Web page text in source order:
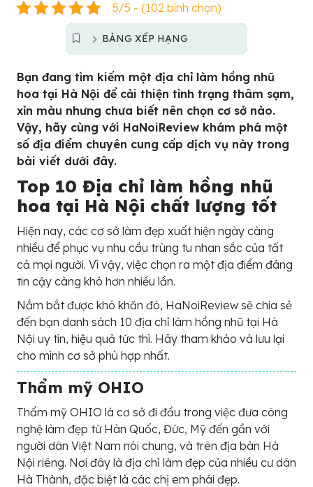
5/5 - (102 bình chọn)
BẢNG XẾP HẠNG
Bạn đang tìm kiếm một địa chỉ làm hồng nhũ
hoa tại Hà Nội để cải thiện tình trạng thâm sạm,
xỉn màu nhưng chưa biết nên chọn cơ sở nào.
Vậy, hãy cùng với HaNoiReview khám phá một
số địa điểm chuyên cung cấp dịch vụ này trong
bài viết dưới đây.
Top 10 Địa chỉ làm hồng nhũ
hoa tại Hà Nội chất lượng tốt
Hiện nay, các cơ sở làm đẹp xuất hiện ngày càng
nhiều để phục vụ nhu cầu trùng tu nhan sắc của tất
cả mọi người. Vì vậy, việc chọn ra một địa điểm đáng
tin cậy càng khó hơn nhiều lần.
Nắm bắt được khó khăn đó, HaNoiReview sẽ chia sẻ
đến bạn danh sách 10 địa chỉ làm hồng nhũ tại Hà
Nội uy tín, hiệu quả tức thì. Hãy tham khảo và lưu lại
cho mình cơ sở phù hợp nhất.
Thẩm mỹ OHIO
Thẩm mỹ OHIO là cơ sở đi đầu trong việc đưa công
nghệ làm đẹp từ Hàn Quốc, Đức, Mỹ đến gần với
người dân Việt Nam nói chung, và trên địa bàn Hà
Nội riêng. Nơi đây là địa chỉ làm đẹp của nhiều cư dân
Hà Thành, đặc biệt là các chị em phái đẹp.